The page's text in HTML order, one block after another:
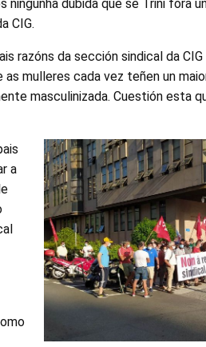
dúbida que se Trini fora
CIG.
razóns da sección sindical da
mulleres cada vez teñen un
masculinizada. Cuestión esta
a